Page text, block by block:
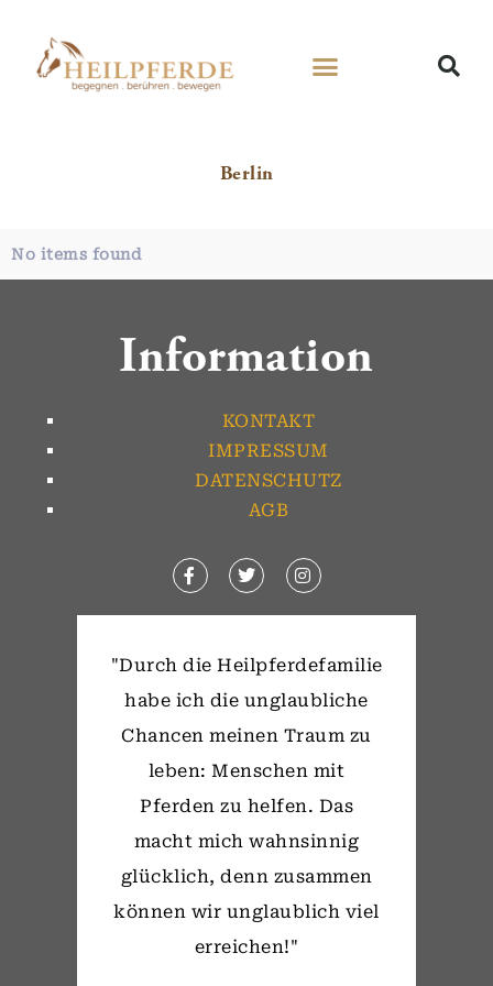
Berlin
No items found
Information
KONTAKT
IMPRESSUM
DATENSCHUTZ
AGB
"Durch die Heilpferdefamilie
habe ich die unglaubliche
Chancen meinen Traum zu
leben: Menschen mit
Pferden zu helfen. Das
macht mich wahnsinnig
glücklich, denn zusammen
können wir unglaublich viel
erreichen!"